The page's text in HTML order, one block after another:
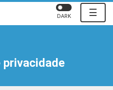
☰
DARK